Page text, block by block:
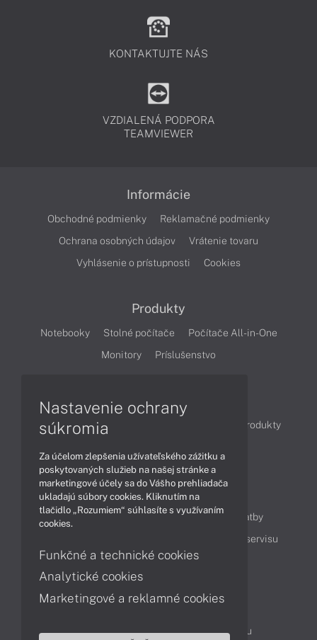
KONTAKTUJTE NÁS
VZDIALENÁ PODPORA
TEAMVIEWER
Informácie
Obchodné podmienky
Reklamačné podmienky
Ochrana osobných údajov
Vrátenie tovaru
Vyhlásenie o prístupnosti
Cookies
Produkty
Notebooky Stolné počítače
Počítače All-in-One
Monitory
Príslušenstvo
Články
Obchodné informácie
Produkty
Obsah
Ako nakupovať
Možnosti doručenia a platby
Cenník servisu
Kontakty
Servisné oddelenie
Reklamácia tovaru
Nastavenie ochrany
súkromia
Za účelom zlepšenia užívateľského zážitku a
poskytovaných služieb na našej stránke a
marketingové účely sa do Vášho prehliadača
ukladajú súbory cookies. Kliknutím na
tlačidlo „Rozumiem“ súhlasíte s využívaním
cookies.
Funkčné a technické cookies
Analytické cookies
Marketingové a reklamné cookies